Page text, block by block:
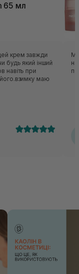
65 мл
крем завжди
будь який інший
навіть при
маю